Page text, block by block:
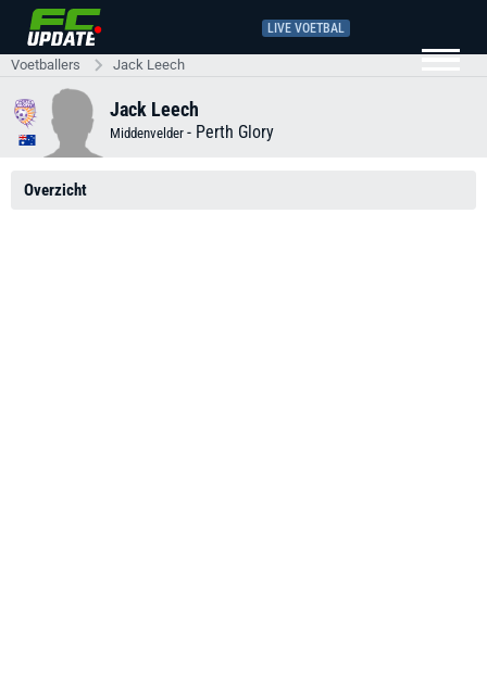
LIVE VOETBAL
Voetballers Jack Leech
Jack Leech
Middenvelder - Perth Glory
Overzicht